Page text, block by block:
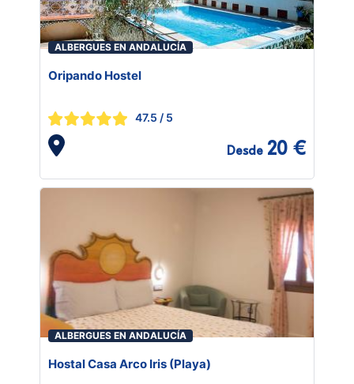
ALBERGUES EN ANDALUCÍA
Oripando Hostel
47.5 / 5
Desde 20 €
ALBERGUES EN ANDALUCÍA
Hostal Casa Arco Iris (Playa)